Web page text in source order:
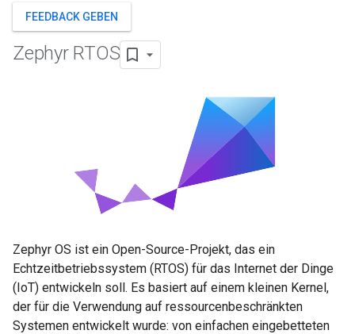
FEEDBACK GEBEN
Zephyr RTOS
Zephyr OS ist ein Open-Source-Projekt, das ein
Echtzeitbetriebssystem (RTOS) für das Internet der Dinge
(IoT) entwickeln soll. Es basiert auf einem kleinen Kernel,
der für die Verwendung auf ressourcenbeschränkten
Systemen entwickelt wurde: von einfachen eingebetteten